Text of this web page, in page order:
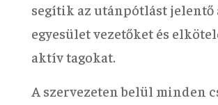
segítik az utánpótlást jelentő
egyesület vezetőket és
aktív tagokat.
A szervezeten belül minden